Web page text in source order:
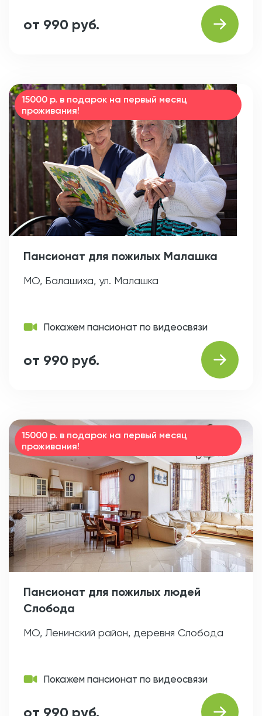
от 990 руб.
15000 р. в подарок на первый месяц
проживания!
Пансионат для пожилых Малашка
МО, Балашиха, ул. Малашка
Покажем пансионат по видеосвязи
от 990 руб.
15000 р. в подарок на первый месяц
проживания!
Пансионат для пожилых людей
Слобода
МО, Ленинский район, деревня Слобода
Покажем пансионат по видеосвязи
от 990 руб.